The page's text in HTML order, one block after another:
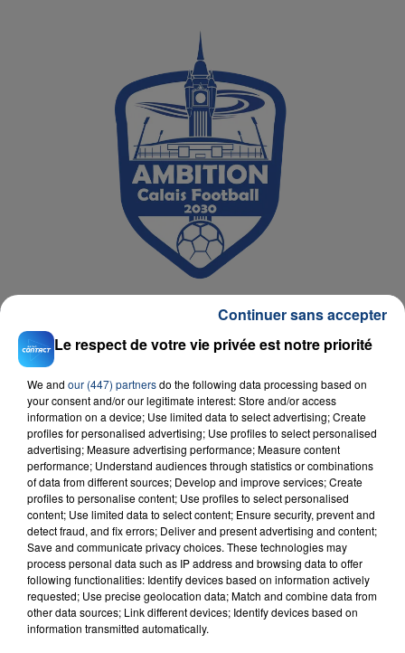
D'AUTRES JEUX
29 août 2025
LE MOT CASH !
Le respect de votre vie privée est notre priorité
We and our (447) partnersdo the following data processing based on
your consent and/or our legitimate interest: Store and/or access
information on a device; Use limited data to select advertising; Create
profiles for personalised advertising; Use profiles to select personalised
advertising; Measure advertising performance; Measure content
performance; Understand audiences through statistics or combinations
of data from different sources; Develop and improve services; Create
profiles to personalise content; Use profiles to select personalised
content; Use limited data to select content; Ensure security, prevent and
detect fraud, and fix errors; Deliver and present advertising and content;
Save and communicate privacy choices. These technologies may
process personal data such as IP address and browsing data to offer
following functionalities: Identify devices based on information actively
requested; Use precise geolocation data; Match and combine data from
other data sources; Link different devices; Identify devices based on
information transmitted automatically.
Continuer sans accepter